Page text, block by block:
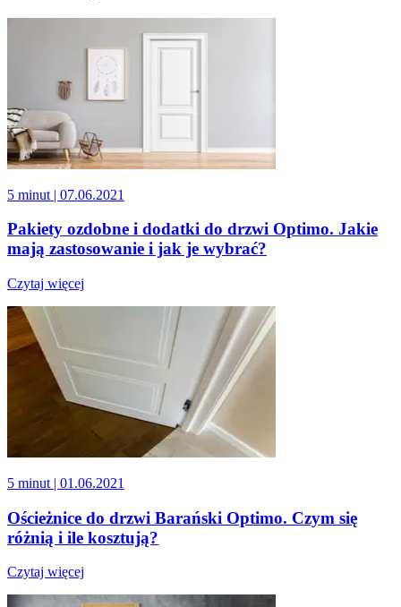
5 minut | 07.06.2021
Pakiety ozdobne i dodatki do drzwi Optimo. Jakie
mają zastosowanie i jak je wybrać?
Czytaj więcej
5 minut | 01.06.2021
Ościeżnice do drzwi Barański Optimo. Czym się
różnią i ile kosztują?
Czytaj więcej